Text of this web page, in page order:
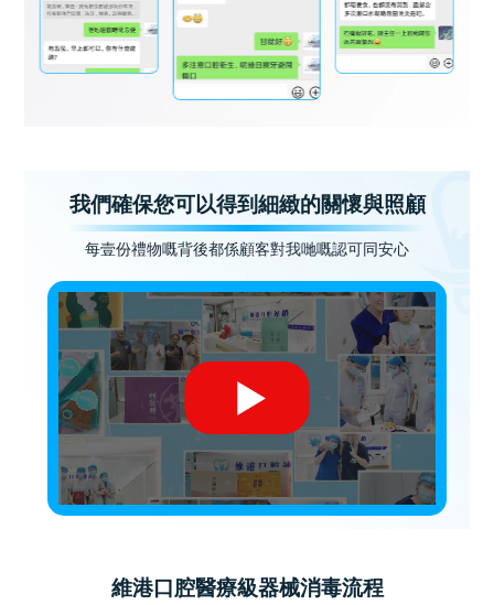
我們確保您可以得到細緻的關懷與照顧
每壹份禮物嘅背後都係顧客對我哋嘅認可同安心
維港口腔醫療級器械消毒流程